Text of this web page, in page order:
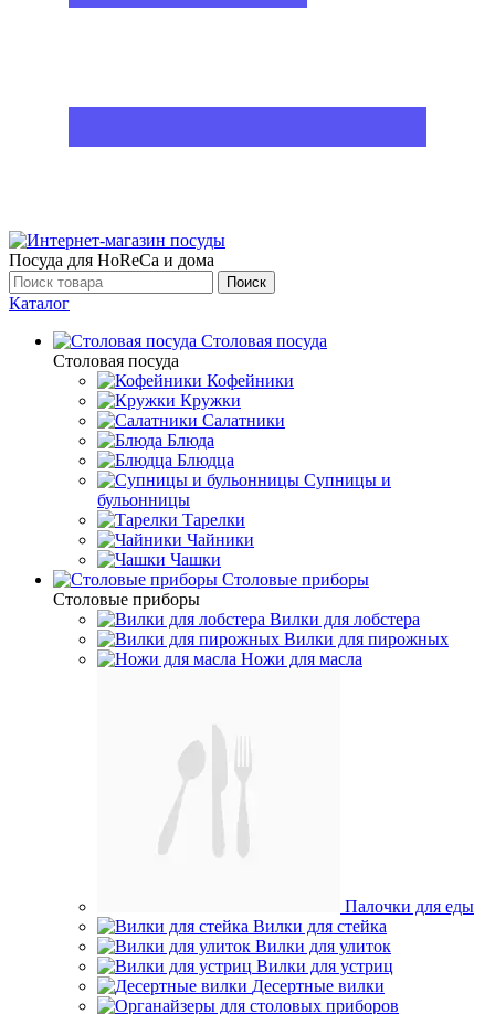
Посуда для HoReCa и дома
Поиск
Каталог
Столовая посуда
Столовая посуда
Кофейники
Кружки
Салатники
Блюда
Блюдца
Супницы и
бульонницы
Тарелки
Чайники
Чашки
Cтоловые приборы
Cтоловые приборы
Вилки для лобстера
Вилки для пирожных
Ножи для масла
Палочки для еды
Вилки для стейка
Вилки для улиток
Вилки для устриц
Десертные вилки